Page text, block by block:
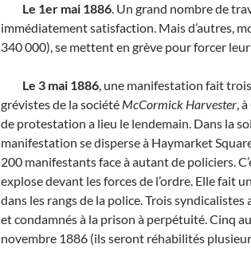
Le 1er mai 1886. Un grand nombre de
immédiatement satisfaction. Mais d’autres,
340 000), se mettent en grève pour forcer
Le 3 mai 1886, une manifestation fait
grévistes de la société McCormick Harvester,
de protestation a lieu le lendemain. Dans la
manifestation se disperse à Haymarket
200 manifestants face à autant de policiers.
explose devant les forces de l’ordre. Elle fait
dans les rangs de la police. Trois
et condamnés à la prison à perpétuité. Cinq
novembre 1886 (ils seront réhabilités